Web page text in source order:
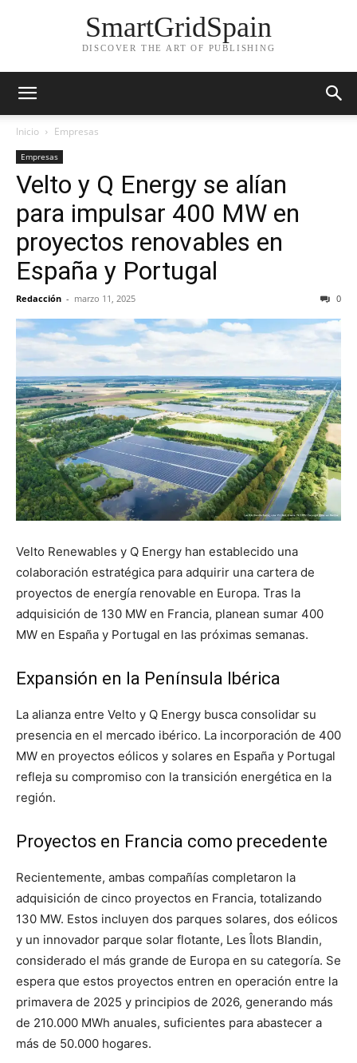
SmartGridSpain
DISCOVER THE ART OF PUBLISHING
Inicio Empresas
Empresas
Velto y Q Energy se alían
para impulsar 400 MW en
proyectos renovables en
España y Portugal
Redacción - marzo 11, 2025 0
Velto Renewables y Q Energy han establecido una
colaboración estratégica para adquirir una cartera de
proyectos de energía renovable en Europa. Tras la
adquisición de 130 MW en Francia, planean sumar 400
MW en España y Portugal en las próximas semanas.
Expansión en la Península Ibérica
La alianza entre Velto y Q Energy busca consolidar su
presencia en el mercado ibérico. La incorporación de 400
MW en proyectos eólicos y solares en España y Portugal
refleja su compromiso con la transición energética en la
región.
Proyectos en Francia como precedente
Recientemente, ambas compañías completaron la
adquisición de cinco proyectos en Francia, totalizando
130 MW. Estos incluyen dos parques solares, dos eólicos
y un innovador parque solar flotante, Les Îlots Blandin,
considerado el más grande de Europa en su categoría. Se
espera que estos proyectos entren en operación entre la
primavera de 2025 y principios de 2026, generando más
de 210.000 MWh anuales, suficientes para abastecer a
más de 50.000 hogares.